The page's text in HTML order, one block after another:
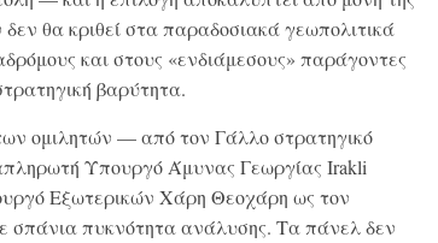
θα κριθεί στα παραδοσιακά γεωπολιτικά
και στους «ενδιάμεσους» παράγοντες
βαρύτητα.
ομιλητών — από τον Γάλλο στρατηγικό
Υπουργό Άμυνας Γεωργίας Irakli
Εξωτερικών Χάρη Θεοχάρη ως τον
σπάνια πυκνότητα ανάλυσης. Τα πάνελ δεν